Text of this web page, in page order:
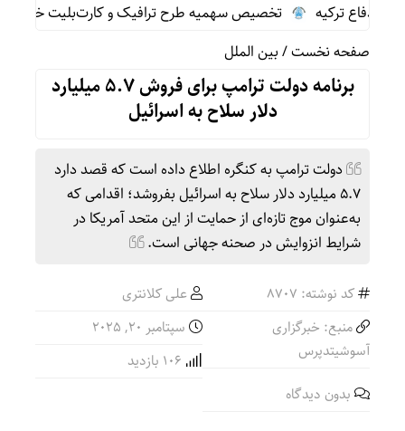
دفاع ترکیه
تخصیص سهمیه طرح ترافیک و کارت‌بلیت خبرنگاران/
صفحه نخست/بین الملل
برنامه دولت ترامپ برای فروش ۵.۷ میلیارد
دلار سلاح به اسرائیل
دولت ترامپ به کنگره اطلاع داده است که قصد دارد
۵.۷ میلیارد دلار سلاح به اسرائیل بفروشد؛ اقدامی که
به‌عنوان موج تازه‌ای از حمایت از این متحد آمریکا در
شرایط انزوایش در صحنه جهانی است.
کد نوشته: 8707
علی کلانتری
منبع: خبرگزاری
آسوشیتدپرس
سپتامبر 20, 2025
بدون دیدگاه